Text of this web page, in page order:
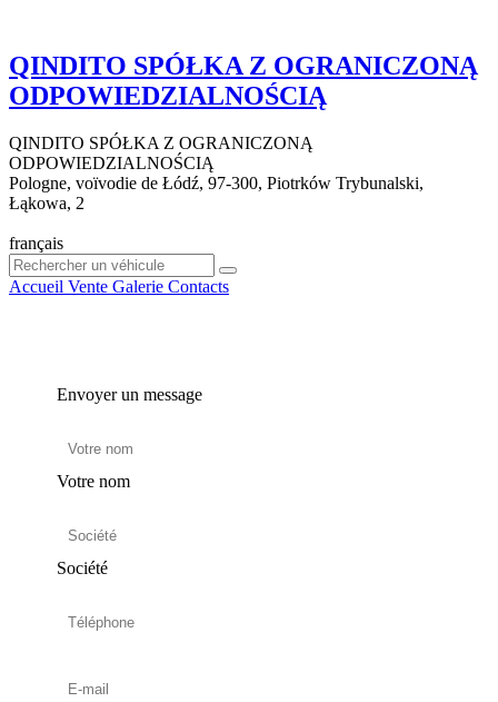
QINDITO SPÓŁKA Z OGRANICZONĄ
ODPOWIEDZIALNOŚCIĄ
QINDITO SPÓŁKA Z OGRANICZONĄ
ODPOWIEDZIALNOŚCIĄ
Pologne, voïvodie de Łódź, 97-300, Piotrków Trybunalski,
Łąkowa, 2
français
Accueil Vente Galerie Contacts
Envoyer un message
Votre nom
Société